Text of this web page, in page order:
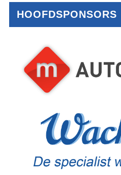
HOOFDSPONSORS